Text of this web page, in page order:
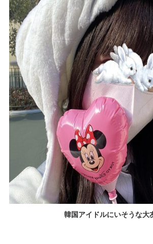
韓国アイドルにいそうな大